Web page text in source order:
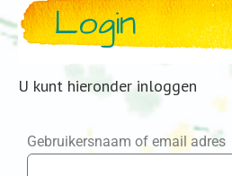
Login
U kunt hieronder inloggen
Gebruikersnaam of email adres